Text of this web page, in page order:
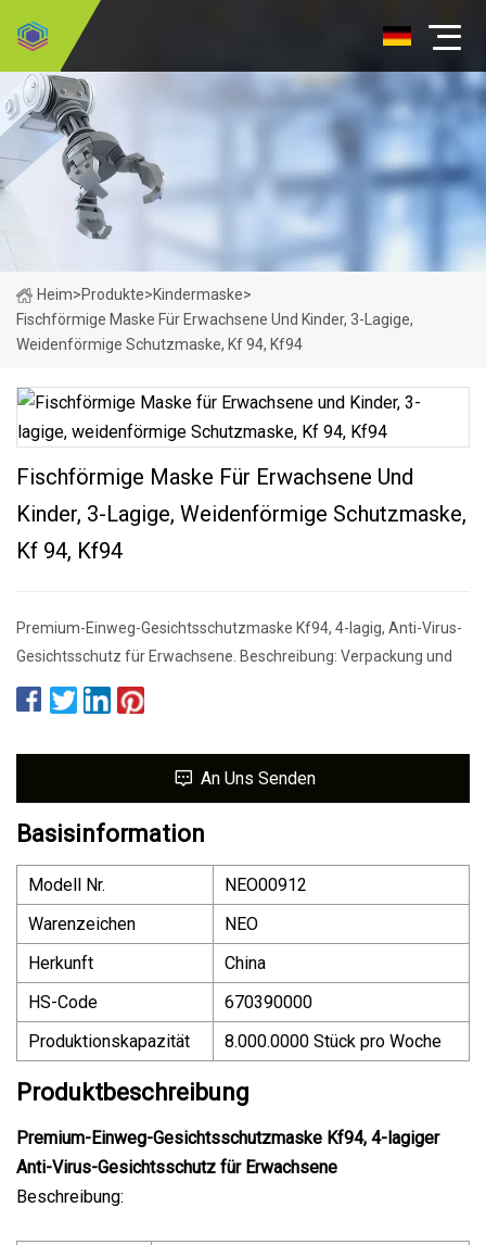
Heim>Produkte>Kindermaske>
Fischförmige Maske Für Erwachsene Und Kinder, 3-Lagige,
Weidenförmige Schutzmaske, Kf 94, Kf94
Fischförmige Maske Für Erwachsene Und
Kinder, 3-Lagige, Weidenförmige Schutzmaske,
Kf 94, Kf94
Premium-Einweg-Gesichtsschutzmaske Kf94, 4-lagig, Anti-Virus-
Gesichtsschutz für Erwachsene. Beschreibung: Verpackung und
An Uns Senden
Basisinformation
Modell Nr.
NEO00912
Warenzeichen
NEO
Herkunft
China
HS-Code
670390000
Produktionskapazität
8.000.0000 Stück pro Woche
Produktbeschreibung
Premium-Einweg-Gesichtsschutzmaske Kf94, 4-lagiger
Anti-Virus-Gesichtsschutz für Erwachsene
Beschreibung: